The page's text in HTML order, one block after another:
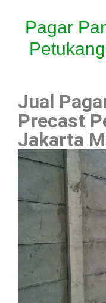
Pagar
Jual
Precast
Jakarta